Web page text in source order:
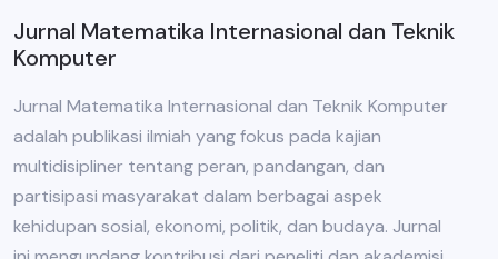
Jurnal Matematika Internasional dan Teknik
Komputer
Jurnal Matematika Internasional dan Teknik Komputer
adalah publikasi ilmiah yang fokus pada kajian
multidisipliner tentang peran, pandangan, dan
partisipasi masyarakat dalam berbagai aspek
kehidupan sosial, ekonomi, politik, dan budaya. Jurnal